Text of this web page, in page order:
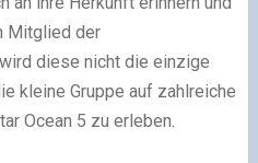
Mitglied der
diese nicht die einzige
kleine Gruppe auf zahlreiche
Ocean 5 zu erleben.